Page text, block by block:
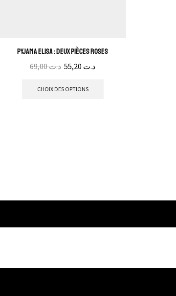
Pyjama Elisa : Deux pièces roses
د.ت69,00 د.ت
CHOIX DES OPTIONS